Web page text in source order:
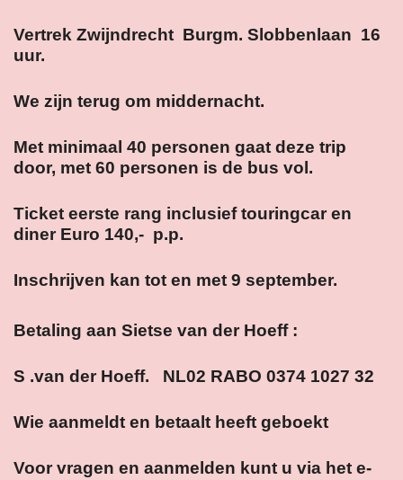
Vertrek Zwijndrecht Burgm. Slobbenlaan 16
uur.
We zijn terug om middernacht.
Met minimaal 40 personen gaat deze trip
door, met 60 personen is de bus vol.
Ticket eerste rang inclusief touringcar en
diner Euro 140,- p.p.
Inschrijven kan tot en met 9 september.
Betaling aan Sietse van der Hoeff :
S .van der Hoeff. NL02 RABO 0374 1027 32
Wie aanmeldt en betaalt heeft geboekt
Voor vragen en aanmelden kunt u via het e-